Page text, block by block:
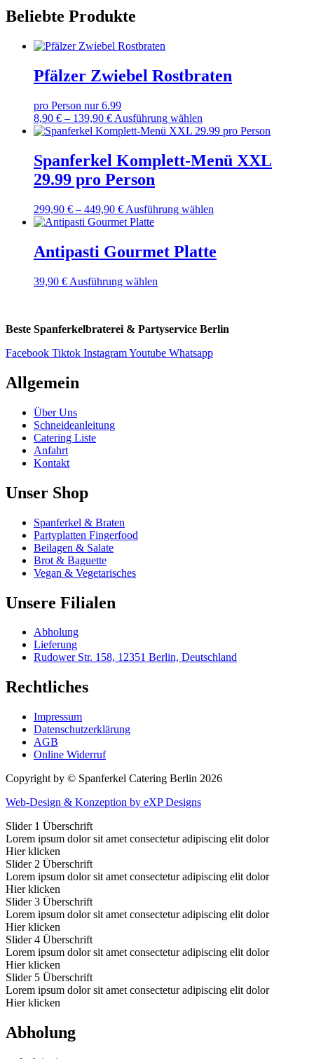
Beliebte Produkte
Pfälzer Zwiebel Rostbraten
pro Person nur 6.99
8,90 € – 139,90 €Ausführung wählen
Produkt
mehrere
Varianten
Optionen
können
Produktseite
Spanferkel Komplett-Menü XXL
29.99 pro Person
299,90 € – 449,90 € Ausführung wählen
Varianten
auf
der
Antipasti Gourmet Platte
39,90 € Ausführung wählen
Varianten
Die
Beste Spanferkelbraterei & Partyservice Berlin
Facebook Tiktok InstagramYoutube Whatsapp
Allgemein
Über Uns
Schneideanleitung
Catering Liste
Anfahrt
Kontakt
Unser Shop
Spanferkel & Braten
Partyplatten Fingerfood
Beilagen & Salate
Brot & Baguette
Vegan & Vegetarisches
Unsere Filialen
Abholung
Lieferung
Rudower Str. 158, 12351 Berlin, Deutschland
Rechtliches
Impressum
Datenschutzerklärung
AGB
Online Widerruf
Copyright by © Spanferkel Catering Berlin 2026
Web-Design & Konzeption by eXP Designs
Slider 1 Überschrift
Lorem ipsum dolor sit amet consectetur adipiscing elit dolor
Hier klicken
Slider 2 Überschrift
Lorem ipsum dolor sit amet consectetur adipiscing elit dolor
Hier klicken
Slider 3 Überschrift
Lorem ipsum dolor sit amet consectetur adipiscing elit dolor
Hier klicken
Slider 4 Überschrift
Lorem ipsum dolor sit amet consectetur adipiscing elit dolor
Hier klicken
Slider 5 Überschrift
Lorem ipsum dolor sit amet consectetur adipiscing elit dolor
Hier klicken
Abholung